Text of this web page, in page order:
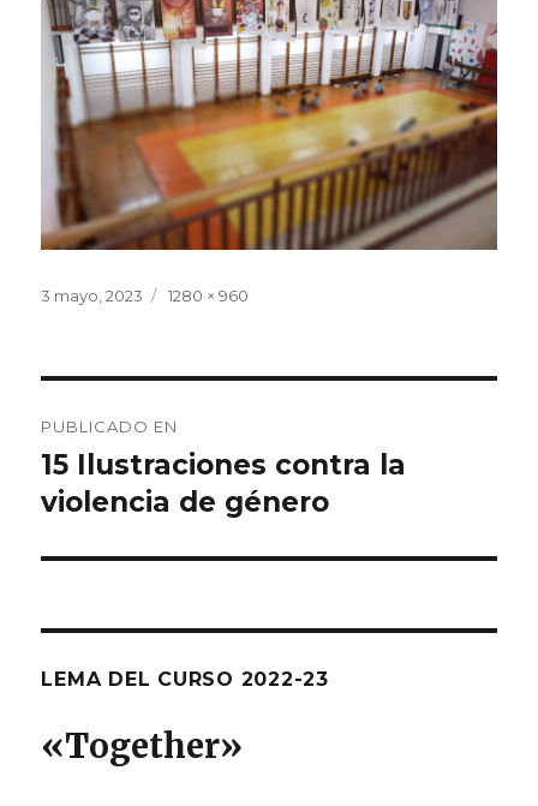
Publicado
3 mayo, 2023
Tamaño
1280 × 960
de
entradas
PUBLICADO EN
15 Ilustraciones contra la
violencia de género
LEMA DEL CURSO 2022-23
«Together»